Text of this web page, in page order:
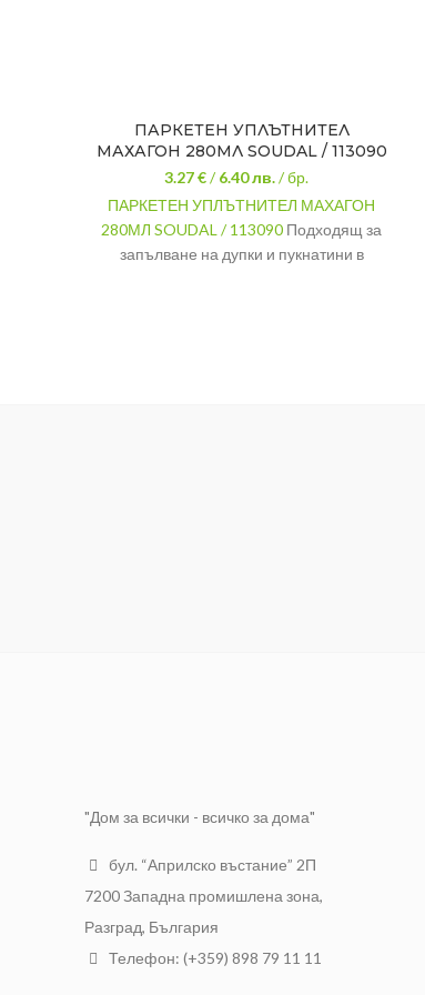
ПАРКЕТЕН УПЛЪТНИТЕЛ
МАХАГОН 280МЛ SOUDAL / 113090
3.27 €/6.40лв. / бр.
ПАРКЕТЕН УПЛЪТНИТЕЛ МАХАГОН
280МЛ SOUDAL / 113090 Подходящ за
запълване на дупки и пукнатини в
"Дом за всички - всичко за дома"
бул. “Априлско въстание” 2П
7200 Западна промишлена зона,
Разград, България
Телефон: (+359) 898 79 11 11